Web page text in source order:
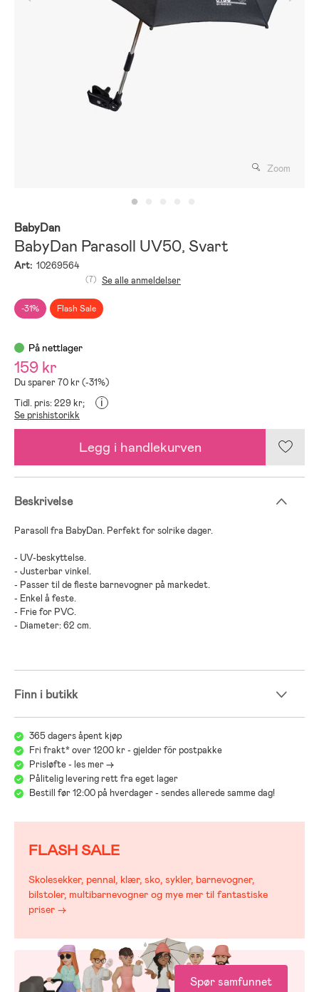
Zoom
BabyDan
BabyDan Parasoll UV50, Svart
Art: 10269564
-31% Flash Sale
(7) Se alle anmeldelser
På nettlager
159 kr
Du sparer 70 kr (-31%)
Tidl. pris: 229 kr;
i
Se prishistorikk
Legg i handlekurven
Beskrivelse
Parasoll fra BabyDan. Perfekt for solrike dager.
- UV-beskyttelse.
- Justerbar vinkel.
- Passer til de fleste barnevogner på markedet.
- Enkel å feste.
- Frie for PVC.
- Diameter: 62 cm.
Finn i butikk
365 dagers åpent kjøp
Fri frakt* over 1200 kr - gjelder för postpakke
Prisløfte - les mer ->
Pålitelig levering rett fra eget lager
Bestill før 12:00 på hverdager - sendes allerede samme dag!
FLASH SALE
Skolesekker, pennal, klær, sko, sykler, barnevogner,
bilstoler, multibarnevogner og mye mer til fantastiske
priser →
Spør samfunnet